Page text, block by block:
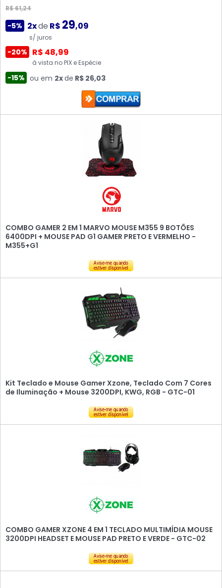
R$ 61,24
-5% 2xde R$ 29,09
s/ juros
-20% R$ 48,99
à vista no PIX e Espécie
-15% ou em 2xde R$ 26,03
COMBO GAMER 2 EM 1 MARVO MOUSE M355 9 BOTÕES
6400DPI + MOUSE PAD G1 GAMER PRETO E VERMELHO -
M355+G1
Kit Teclado e Mouse Gamer Xzone, Teclado Com 7 Cores
de Iluminação + Mouse 3200DPI, KWG, RGB - GTC-01
COMBO GAMER XZONE 4 EM 1 TECLADO MULTIMÍDIA MOUSE
3200DPI HEADSET E MOUSE PAD PRETO E VERDE - GTC-02